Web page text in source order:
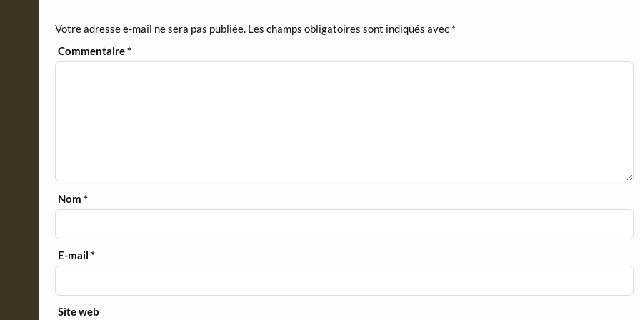
l
y
Votre adresse e-mail ne sera pas publiée. Les champs obligatoires sont indiqués avec *
Commentaire*
Nom*
E-mail*
Site web